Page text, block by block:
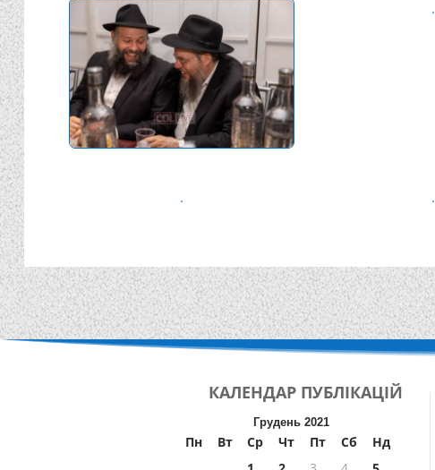
КАЛЕНДАР ПУБЛІКАЦІЙ
Грудень 2021
Пн Вт Ср Чт Пт Сб
Нд